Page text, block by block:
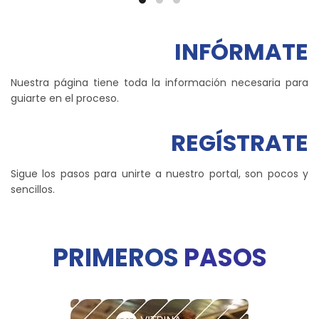
INFÓRMATE
Nuestra página tiene toda la información necesaria para
guiarte en el proceso.
REGÍSTRATE
Sigue los pasos para unirte a nuestro portal, son pocos y
sencillos.
PRIMEROS PASOS